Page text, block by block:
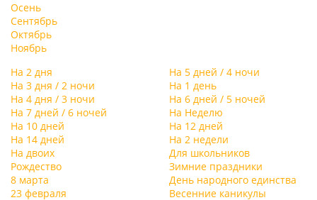
Осень
Сентябрь
Октябрь
Ноябрь
На 2 дня
На 5 дней / 4 ночи
На 3 дня / 2 ночи
На 1 день
На 4 дня / 3 ночи
На 6 дней / 5 ночей
На 7 дней / 6 ночей
На Неделю
На 10 дней
На 12 дней
На 14 дней
На 2 недели
На двоих
Для школьников
Рождество
Зимние праздники
8 марта
День народного единства
23 февраля
Весенние каникулы